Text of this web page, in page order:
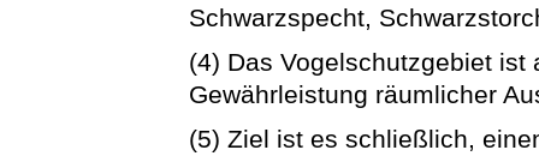
Schwarzspecht,
(4) Das Vogelschutzgebiet ist
Gewährleistung räumlicher
(5) Ziel ist es schließlich,